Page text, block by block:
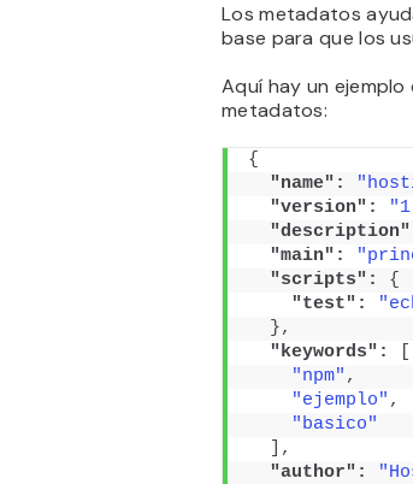
Los metadatos
base para que los
Aquí hay un
metadatos:
{
"name":
"version":
"main":
"scripts":
{
"test":
},
"keywords":
"npm" ,
"ejemplo" ,
"basico"
,
"author":